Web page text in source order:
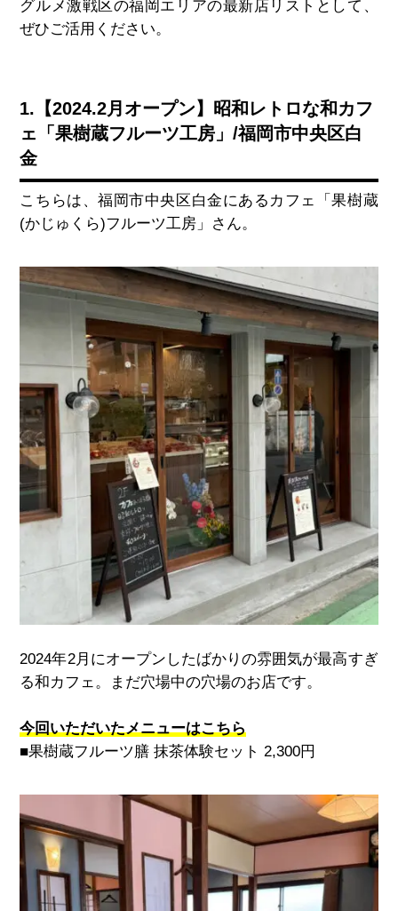
グルメ激戦区の福岡エリアの最新店リストとして、
ぜひご活用ください。
1.【2024.2月オープン】昭和レトロな和カフ
ェ「果樹蔵フルーツ工房」/福岡市中央区白
金
こちらは、福岡市中央区白金にあるカフェ「果樹蔵
(かじゅくら)フルーツ工房」さん。
2024年2月にオープンしたばかりの雰囲気が最高すぎ
る和カフェ。まだ穴場中の穴場のお店です。
今回いただいたメニューはこちら
■果樹蔵フルーツ膳 抹茶体験セット 2,300円